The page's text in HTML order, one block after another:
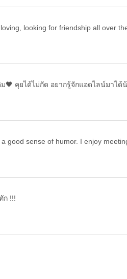
looking for friendship all over
🖤 คุยได้ไม่กัด อยากรู้จักแอดไลน์มาได้
ก !!!